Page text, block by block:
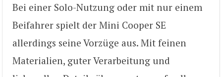
Bei einer Solo-Nutzung oder mit nur einem
Beifahrer spielt der Mini Cooper SE
allerdings seine Vorzüge aus. Mit feinen
Materialien, guter Verarbeitung und